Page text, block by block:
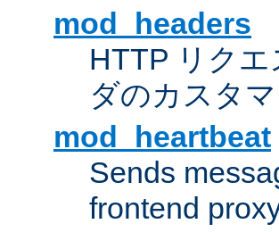
mod_headers
HTTP リク
ダのカスタ
mod_heartbeat
Sends
frontend